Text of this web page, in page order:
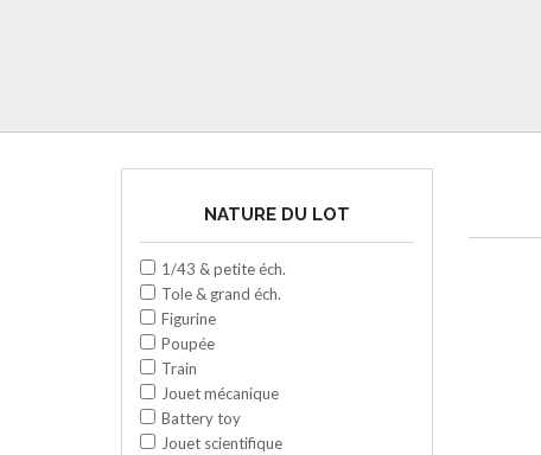
NATURE DU LOT
1/43 & petite éch.
Tole & grand éch.
Figurine
Poupée
Train
Jouet mécanique
Battery toy
Jouet scientifique